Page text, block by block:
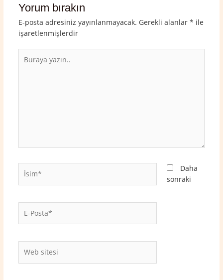
Yorum bırakın
E-posta adresiniz yayınlanmayacak. Gerekli alanlar * ile
işaretlenmişlerdir
yazın..
İsim*
Posta*
sitesi
Daha
sonraki